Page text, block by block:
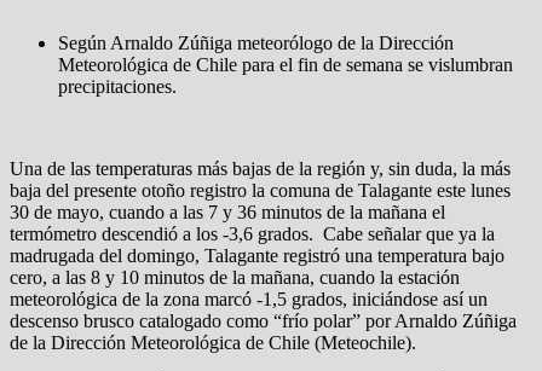
Según Arnaldo Zúñiga meteorólogo de la Dirección
Meteorológica de Chile para el fin de semana se vislumbran
precipitaciones.
Una de las temperaturas más bajas de la región y, sin duda, la más
baja del presente otoño registro la comuna de Talagante este lunes
30 de mayo, cuando a las 7 y 36 minutos de la mañana el
termómetro descendió a los -3,6 grados. Cabe señalar que ya la
madrugada del domingo, Talagante registró una temperatura bajo
cero, a las 8 y 10 minutos de la mañana, cuando la estación
meteorológica de la zona marcó -1,5 grados, iniciándose así un
descenso brusco catalogado como “frío polar” por Arnaldo Zúñiga
de la Dirección Meteorológica de Chile (Meteochile).